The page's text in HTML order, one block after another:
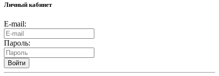
Личный кабинет
E-mail:
Пароль:
Войти